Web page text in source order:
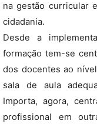
na gestão curricular
cidadania.
Desde a
formação tem-se
dos docentes ao
sala de aula
Importa, agora,
profissional em